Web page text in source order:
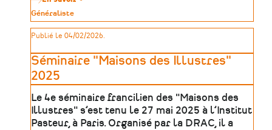
Livre
blanc
la
décentralisation
Type
de
patrimoine
Généraliste
Publié le 04/02/2026.
Séminaire "Maisons des Illustres"
2025
Le 4e séminaire francilien des "Maisons des
Illustres" s’est tenu le 27 mai 2025 à l’Institut
Pasteur, à Paris. Organisé par la DRAC, il a